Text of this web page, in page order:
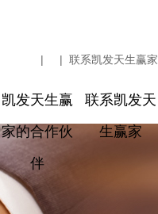
| | 联系凯发天生赢家
凯发天生赢
家的合作伙
伴
联系凯发天
生赢家